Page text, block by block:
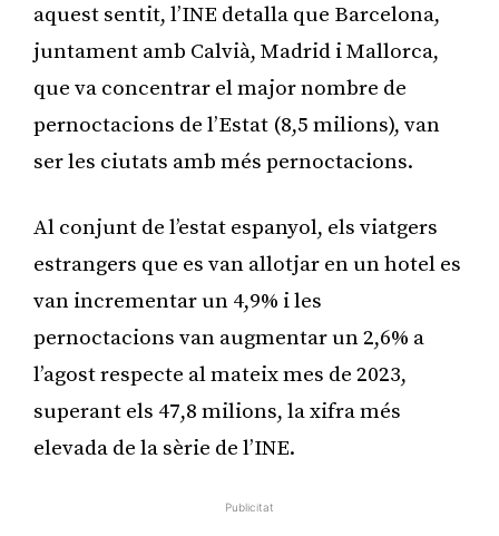
aquest sentit, l’INE detalla que Barcelona,
juntament amb Calvià, Madrid i Mallorca,
que va concentrar el major nombre de
pernoctacions de l’Estat (8,5 milions), van
ser les ciutats amb més pernoctacions.
Al conjunt de l’estat espanyol, els viatgers
estrangers que es van allotjar en un hotel es
van incrementar un 4,9% i les
pernoctacions van augmentar un 2,6% a
l’agost respecte al mateix mes de 2023,
superant els 47,8 milions, la xifra més
elevada de la sèrie de l’INE.
Publicitat